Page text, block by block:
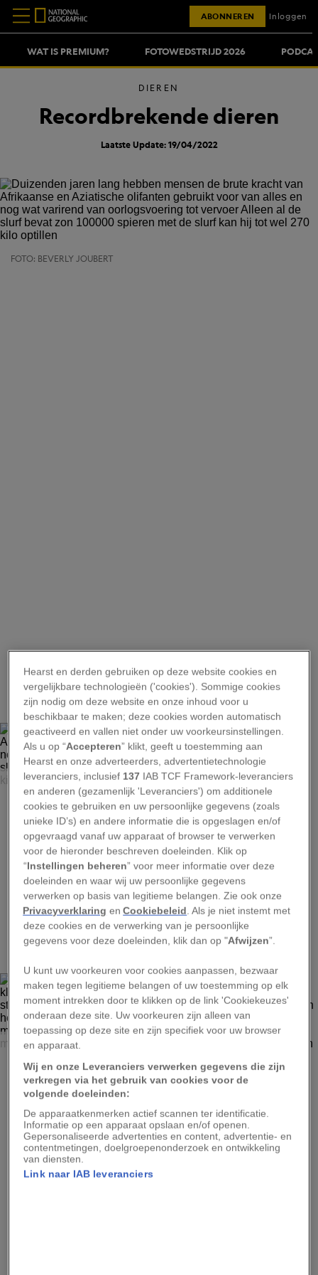
WAT IS PREMIUM? FOTOWEDSTRIJD 2026
ABONNEREN Inloggen
DIEREN
Recordbrekende dieren
Laatste Update: 19/04/2022
FOTO: BEVERLY JOUBERT
1
FOTO: BEVERLY JOUBERT
Duizenden jaren lang hebben mensen de brute kracht van
Afrikaanse en Aziatische olifanten gebruikt voor van alles
en nog wat, variërend van oorlogsvoering tot vervoer.
Alleen al de slurf bevat zo'n 100.000 spieren; met de slurf
kan hij tot wel 270 kilo optillen.
2
FOTO: JUPITERIMAGES
Vergeleken met de olifant ziet de reuzenkever er maar heel
klein uit. Toch wordt dit insect gram voor gram gezien als
het sterkste dier ter wereld. Reuzenkevers, die hun naam
te danken hebben aan de hoornachtige structuur op de
kop van het mannetje, kunnen 850 keer hun
lichaamsgewicht optillen. Een mens met deze relatieve
kracht zou zo'n 59 ton kunnen optillen.
Hearst en derden gebruiken op deze website cookies en
vergelijkbare technologieën ('cookies'). Sommige cookies
zijn nodig om deze website en onze inhoud voor u
beschikbaar te maken; deze cookies worden automatisch
geactiveerd en vallen niet onder uw voorkeursinstellingen.
Als u op “Accepteren” klikt, geeft u toestemming aan
Hearst en onze adverteerders, advertentietechnologie
leveranciers, inclusief 137 IAB TCF Framework-leveranciers
en anderen (gezamenlijk 'Leveranciers') om additionele
cookies te gebruiken en uw persoonlijke gegevens (zoals
unieke ID’s) en andere informatie die is opgeslagen en/of
opgevraagd vanaf uw apparaat of browser te verwerken
voor de hieronder beschreven doeleinden. Klik op
“Instellingen beheren” voor meer informatie over deze
doeleinden en waar wij uw persoonlijke gegevens
verwerken op basis van legitieme belangen. Zie ook onze
Privacyverklaring enCookiebeleid. Als je niet instemt met
deze cookies en de verwerking van je persoonlijke
gegevens voor deze doeleinden, klik dan op "Afwijzen”.
U kunt uw voorkeuren voor cookies aanpassen, bezwaar
maken tegen legitieme belangen of uw toestemming op elk
moment intrekken door te klikken op de link 'Cookiekeuzes'
onderaan deze site. Uw voorkeuren zijn alleen van
toepassing op deze site en zijn specifiek voor uw browser
en apparaat.
Wij en onze Leveranciers verwerken gegevens die zijn
verkregen via het gebruik van cookies voor de
volgende doeleinden:
De apparaatkenmerken actief scannen ter identificatie.
Informatie op een apparaat opslaan en/of openen.
Gepersonaliseerde advertenties en content, advertentie- en
contentmetingen, doelgroepenonderzoek en ontwikkeling
van diensten.
Link naar IAB leveranciers